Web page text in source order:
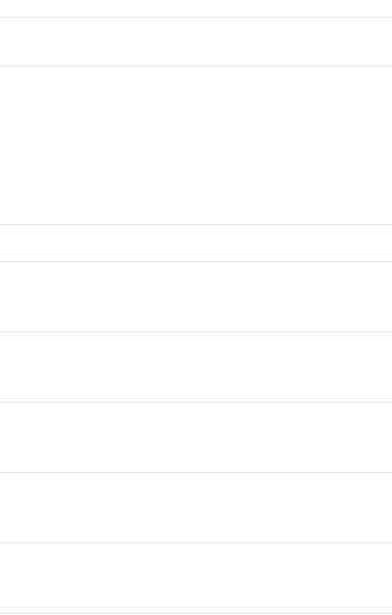
住宅宿泊事業
葛飾区堀切